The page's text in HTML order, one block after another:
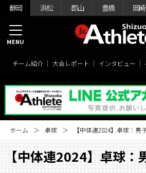
静岡 浜松 郡山 豊橋 岡崎
チーム紹介 大会レポート インタビュー
MENU
ホーム 卓球 【中体連2024】卓球：男
【中体連2024】卓球：